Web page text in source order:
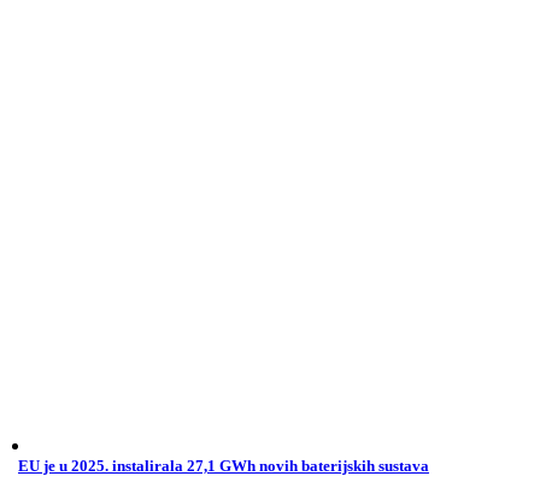
EU je u 2025. instalirala 27,1 GWh novih baterijskih sustava